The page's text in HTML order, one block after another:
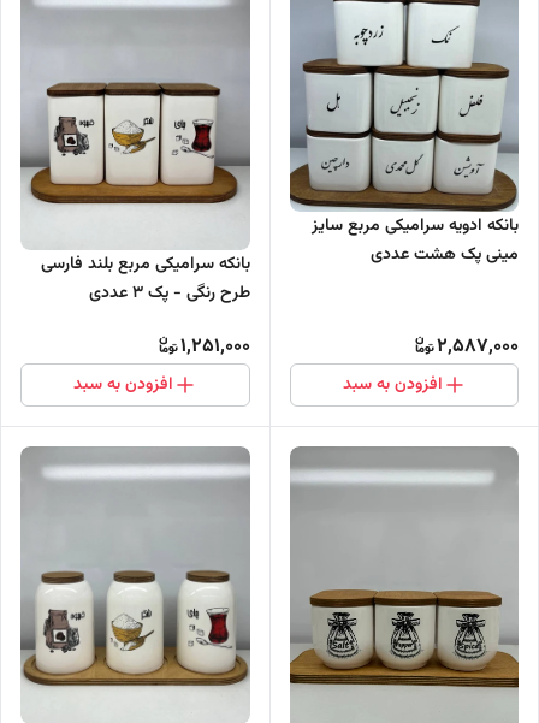
بانکه ادویه سرامیکی مربع سایز
مینی پک هشت عددی
2,587,000
افزودن به سبد
بانکه سرامیکی مربع بلند فارسی
طرح رنگی - پک 3 عددی
1,251,000
افزودن به سبد